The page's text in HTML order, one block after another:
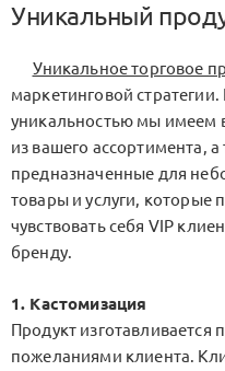
Уникальный
Уникальное торговое
маркетинговой
уникальностью мы имеем
из вашего ассортимента,
предназначенные для
товары и услуги, которые
чувствовать себя VIP
бренду.
1. Кастомизация
Продукт изготавливается
пожеланиями клиента.